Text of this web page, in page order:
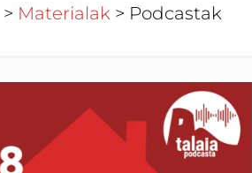
> Materialak > Podcastak